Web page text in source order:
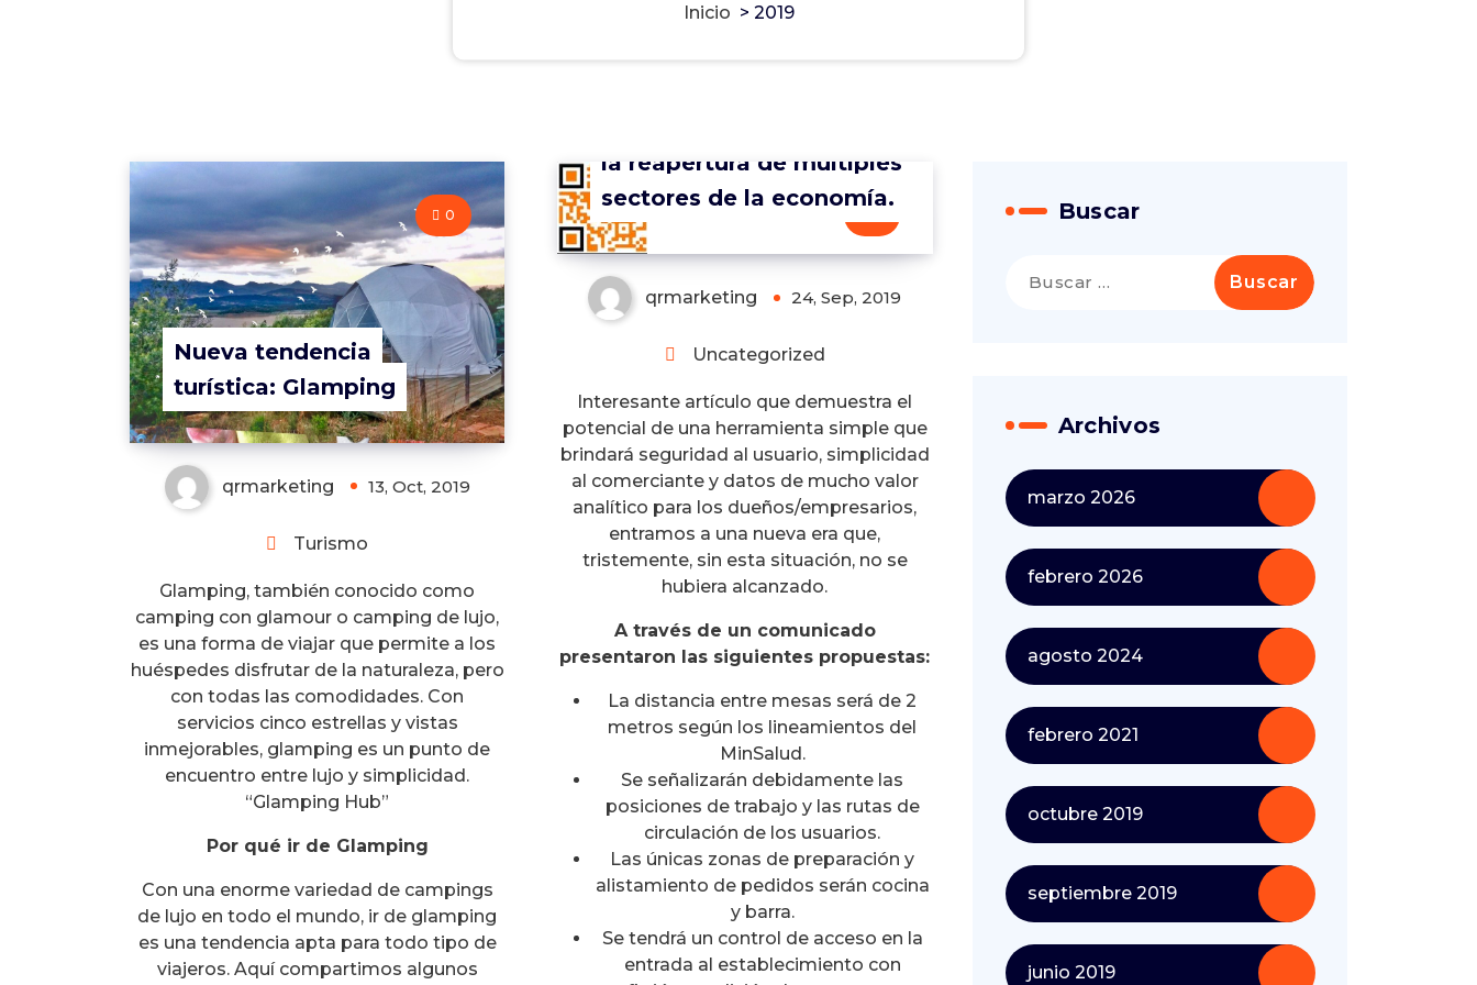
Inicio > 2019
Nueva tendencia
turística: Glamping
0
qrmarketing 13, Oct, 2019
Turismo
Glamping, también conocido como
camping con glamour o camping de lujo,
es una forma de viajar que permite a los
huéspedes disfrutar de la naturaleza, pero
con todas las comodidades. Con
servicios cinco estrellas y vistas
inmejorables, glamping es un punto de
encuentro entre lujo y simplicidad.
“Glamping Hub”
Por qué ir de Glamping
Con una enorme variedad de campings
de lujo en todo el mundo, ir de glamping
es una tendencia apta para todo tipo de
viajeros. Aquí compartimos algunos
la reapertura de múltiples
sectores de la economía.
qrmarketing 24, Sep, 2019
Uncategorized
Interesante artículo que demuestra el
potencial de una herramienta simple que
brindará seguridad al usuario, simplicidad
al comerciante y datos de mucho valor
analítico para los dueños/empresarios,
entramos a una nueva era que,
tristemente, sin esta situación, no se
hubiera alcanzado.
A través de un comunicado
presentaron las siguientes propuestas:
La distancia entre mesas será de 2
metros según los lineamientos del
MinSalud.
Se señalizarán debidamente las
posiciones de trabajo y las rutas de
circulación de los usuarios.
Las únicas zonas de preparación y
alistamiento de pedidos serán cocina
y barra.
Se tendrá un control de acceso en la
entrada al establecimiento con
Buscar
Archivos
marzo 2026
febrero 2026
agosto 2024
febrero 2021
octubre 2019
septiembre 2019
junio 2019